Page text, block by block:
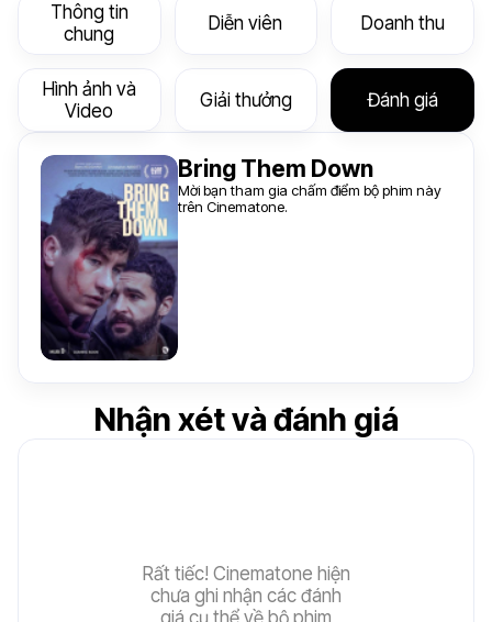
Thông tin
chung
Diễn viên Doanh thu
Hình ảnh và
Video
Giải thưởng Đánh giá
Nhận xét và đánh giá
Rất tiếc! Cinematone hiện
chưa ghi nhận các đánh
giá cụ thể về bộ phim
Bring Them Down
Mời bạn tham gia chấm điểm bộ phim này
trên Cinematone.